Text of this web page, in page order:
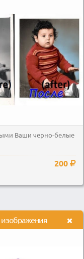
Ваши черно-белые
200